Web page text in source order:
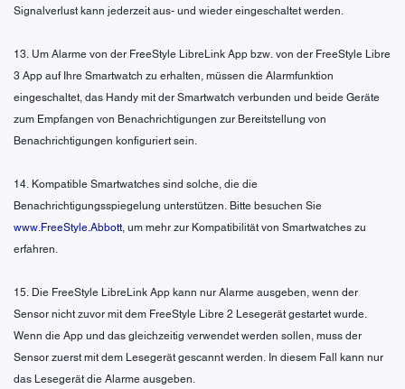
Signalverlust kann jederzeit aus- und wieder eingeschaltet werden.
13. Um Alarme von der FreeStyle LibreLink App bzw. von der FreeStyle Libre
3 App auf Ihre Smartwatch zu erhalten, müssen die Alarmfunktion
eingeschaltet, das Handy mit der Smartwatch verbunden und beide Geräte
zum Empfangen von Benachrichtigungen zur Bereitstellung von
Benachrichtigungen konfiguriert sein.
14. Kompatible Smartwatches sind solche, die die
Benachrichtigungsspiegelung unterstützen. Bitte besuchen Sie
www.FreeStyle.Abbott , um mehr zur Kompatibilität von Smartwatches zu
erfahren.
15. Die FreeStyle LibreLink App kann nur Alarme ausgeben, wenn der
Sensor nicht zuvor mit dem FreeStyle Libre 2 Lesegerät gestartet wurde.
Wenn die App und das gleichzeitig verwendet werden sollen, muss der
Sensor zuerst mit dem Lesegerät gescannt werden. In diesem Fall kann nur
das Lesegerät die Alarme ausgeben.